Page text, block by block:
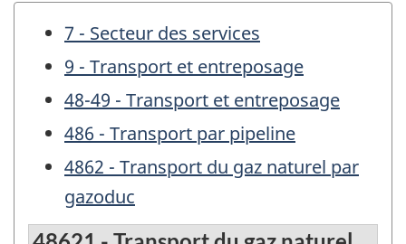
7 - Secteur des services
9 - Transport et entreposage
48-49 - Transport et entreposage
486 - Transport par pipeline
4862 - Transport du gaz naturel par
gazoduc